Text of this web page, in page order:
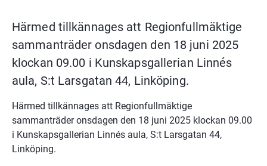
Härmed tillkännages att Regionfullmäktige
sammanträder onsdagen den 18 juni 2025
klockan 09.00 i Kunskapsgallerian Linnés
aula, S:t Larsgatan 44, Linköping.
Härmed tillkännages att Regionfullmäktige
sammanträder onsdagen den 18 juni 2025 klockan 09.00
i Kunskapsgallerian Linnés aula, S:t Larsgatan 44,
Linköping.